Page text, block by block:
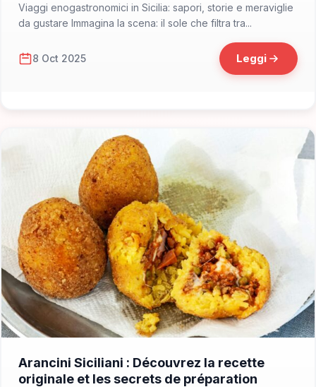
Viaggi enogastronomici in Sicilia: sapori, storie e meraviglie
da gustare Immagina la scena: il sole che filtra tra...
8 Oct 2025 Leggi
Arancini Siciliani : Découvrez la recette
originale et les secrets de préparation